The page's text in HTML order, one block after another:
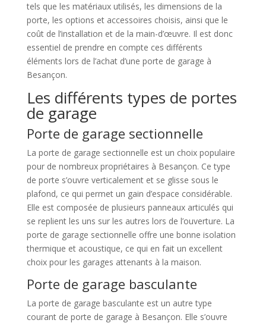
tels que les matériaux utilisés, les dimensions de la
porte, les options et accessoires choisis, ainsi que le
coût de l’installation et de la main-d’œuvre. Il est donc
essentiel de prendre en compte ces différents
éléments lors de l’achat d’une porte de garage à
Besançon.
Les différents types de portes
de garage
Porte de garage sectionnelle
La porte de garage sectionnelle est un choix populaire
pour de nombreux propriétaires à Besançon. Ce type
de porte s’ouvre verticalement et se glisse sous le
plafond, ce qui permet un gain d’espace considérable.
Elle est composée de plusieurs panneaux articulés qui
se replient les uns sur les autres lors de l’ouverture. La
porte de garage sectionnelle offre une bonne isolation
thermique et acoustique, ce qui en fait un excellent
choix pour les garages attenants à la maison.
Porte de garage basculante
La porte de garage basculante est un autre type
courant de porte de garage à Besançon. Elle s’ouvre